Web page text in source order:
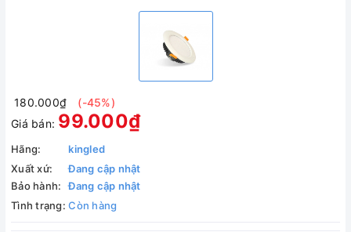
180.000₫
(-45%)
Giá bán: 99.000₫
Hãng:
kingled
Xuất xứ:
Đang cập nhật
Bảo hành:
Đang cập nhật
Tình trạng: Còn hàng